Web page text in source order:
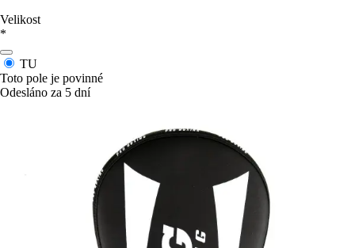
Velikost
*
TU
Toto pole je povinné
Odesláno za 5 dní